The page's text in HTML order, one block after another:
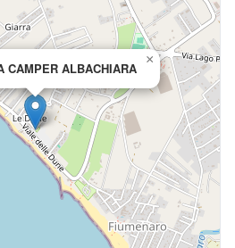
CAMPER ALBACHIARA
×